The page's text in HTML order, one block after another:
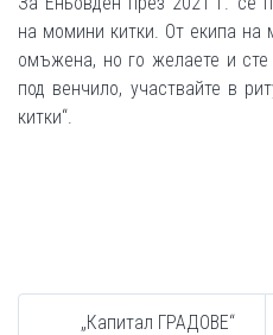
на момини китки. От екипа на
омъжена, но го желаете и
под венчило, участвайте в
китки“.
„Капитал ГРАДОВЕ“